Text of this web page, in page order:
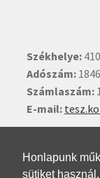
Honlapunk
sütiket
Székhelye:
Adószám:
Számlaszám:
E-mail: